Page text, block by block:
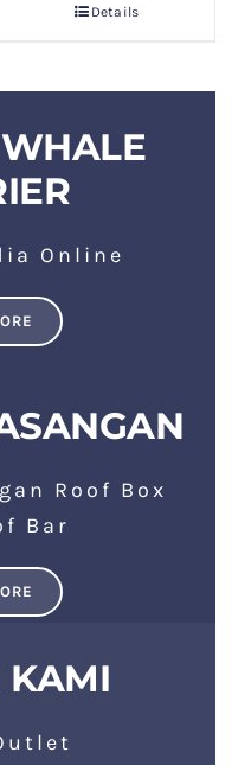
Details
Online
Roof Box
Bar
KAMI